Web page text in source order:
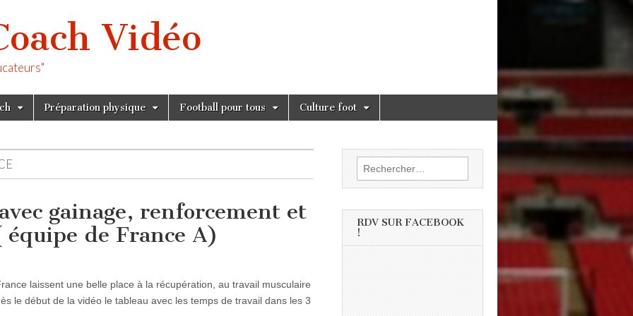
Vidéo
Préparation physique Football pour tous Culture foot
gainage, renforcement et
de France A)
laissent une belle place à la récupération, au travail musculaire
le début de la vidéo le tableau avec les temps de travail dans les 3
Rechercher :
RDV SUR FACEBOOK
!